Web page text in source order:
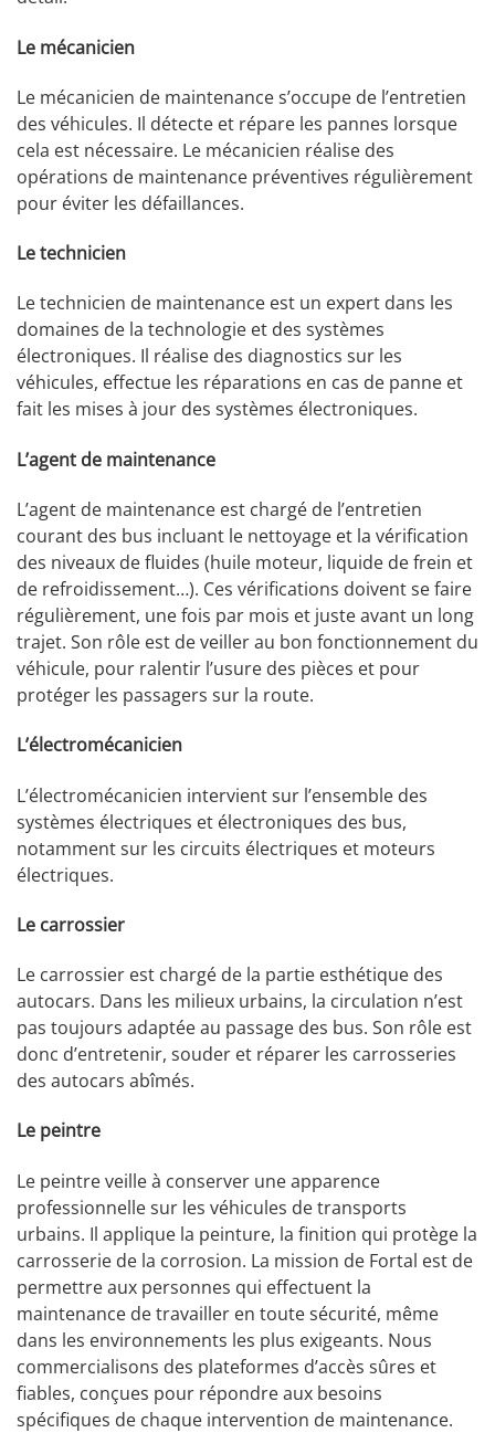
Le mécanicien
Le mécanicien de maintenance s’occupe de l’entretien
des véhicules. Il détecte et répare les pannes lorsque
cela est nécessaire. Le mécanicien réalise des
opérations de maintenance préventives régulièrement
pour éviter les défaillances.
Le technicien
Le technicien de maintenance est un expert dans les
domaines de la technologie et des systèmes
électroniques. Il réalise des diagnostics sur les
véhicules, effectue les réparations en cas de panne et
fait les mises à jour des systèmes électroniques.
L’agent de maintenance
L’agent de maintenance est chargé de l’entretien
courant des bus incluant le nettoyage et la vérification
des niveaux de fluides (huile moteur, liquide de frein et
de refroidissement…). Ces vérifications doivent se faire
régulièrement, une fois par mois et juste avant un long
trajet. Son rôle est de veiller au bon fonctionnement du
véhicule, pour ralentir l’usure des pièces et pour
protéger les passagers sur la route.
L’électromécanicien
L’électromécanicien intervient sur l’ensemble des
systèmes électriques et électroniques des bus,
notamment sur les circuits électriques et moteurs
électriques.
Le carrossier
Le carrossier est chargé de la partie esthétique des
autocars. Dans les milieux urbains, la circulation n’est
pas toujours adaptée au passage des bus. Son rôle est
donc d’entretenir, souder et réparer les carrosseries
des autocars abîmés.
Le peintre
Le peintre veille à conserver une apparence
professionnelle sur les véhicules de transports
urbains. Il applique la peinture, la finition qui protège la
carrosserie de la corrosion. La mission de Fortal est de
permettre aux personnes qui effectuent la
maintenance de travailler en toute sécurité, même
dans les environnements les plus exigeants. Nous
commercialisons des plateformes d’accès sûres et
fiables, conçues pour répondre aux besoins
spécifiques de chaque intervention de maintenance.